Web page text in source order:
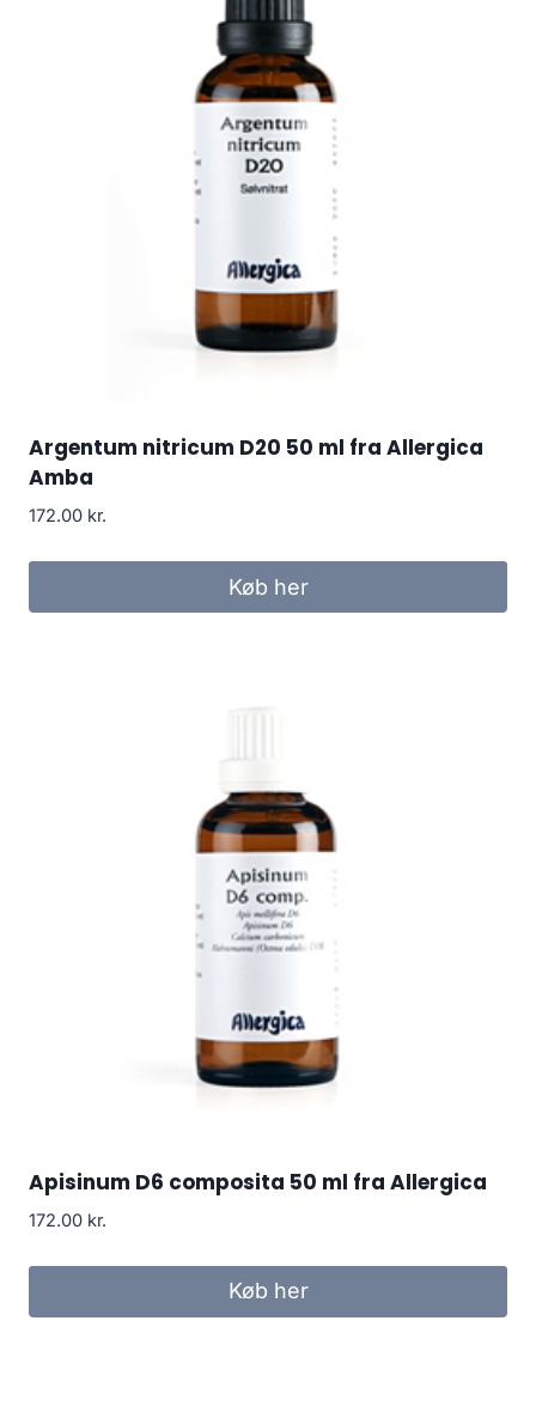
Argentum nitricum D20 50 ml fra Allergica
Amba
172.00 kr.
Køb her
Apisinum D6 composita 50 ml fra Allergica
172.00 kr.
Køb her